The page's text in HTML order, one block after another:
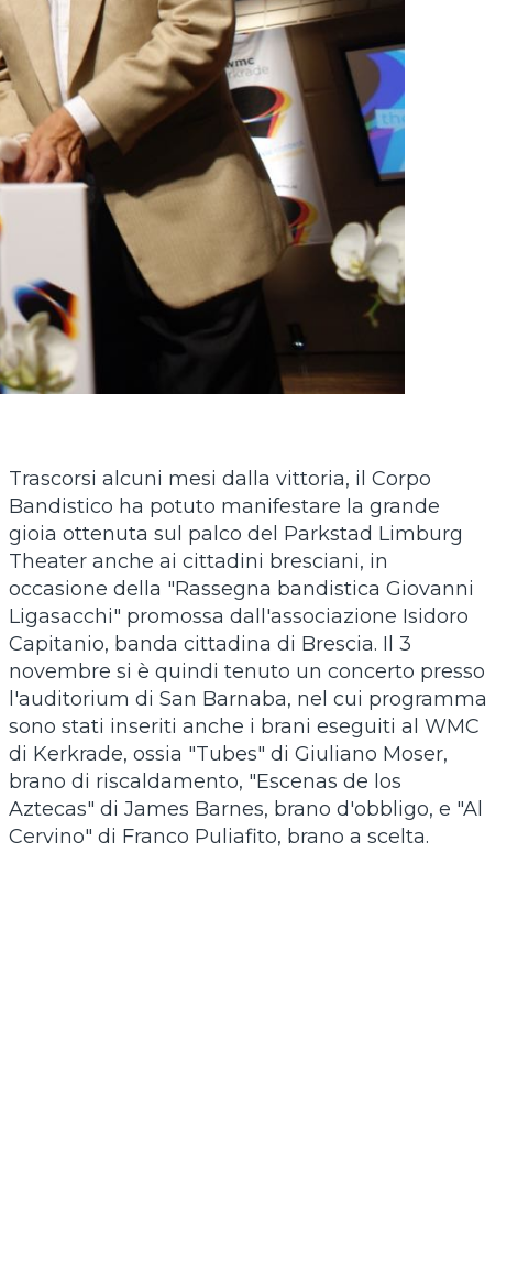
Trascorsi alcuni mesi dalla vittoria, il Corpo
Bandistico ha potuto manifestare la grande
gioia ottenuta sul palco del Parkstad Limburg
Theater anche ai cittadini bresciani, in
occasione della "Rassegna bandistica Giovanni
Ligasacchi" promossa dall'associazione Isidoro
Capitanio, banda cittadina di Brescia. Il 3
novembre si è quindi tenuto un concerto presso
l'auditorium di San Barnaba, nel cui programma
sono stati inseriti anche i brani eseguiti al WMC
di Kerkrade, ossia "Tubes" di Giuliano Moser,
brano di riscaldamento, "Escenas de los
Aztecas" di James Barnes, brano d'obbligo, e "Al
Cervino" di Franco Puliafito, brano a scelta.